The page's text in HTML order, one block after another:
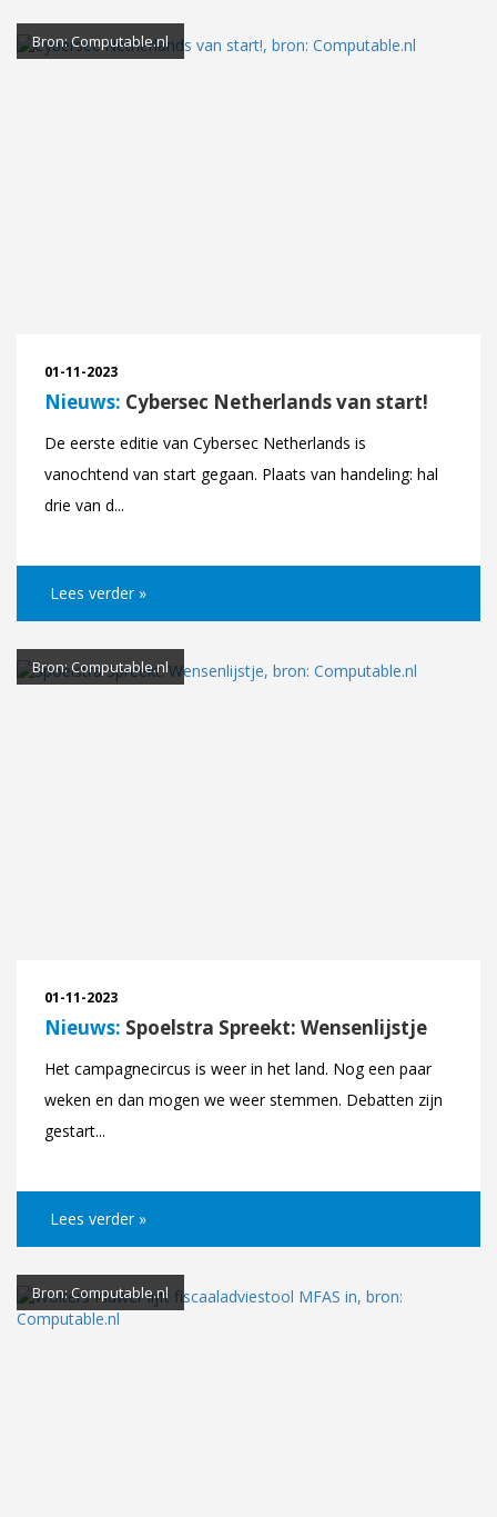
Bron: Computable.nl
01-11-2023
Nieuws: Cybersec Netherlands van start!
De eerste editie van Cybersec Netherlands is
vanochtend van start gegaan. Plaats van handeling: hal
drie van d...
Lees verder »
Bron: Computable.nl
01-11-2023
Nieuws: Spoelstra Spreekt: Wensenlijstje
Het campagnecircus is weer in het land. Nog een paar
weken en dan mogen we weer stemmen. Debatten zijn
gestart...
Lees verder »
Bron: Computable.nl